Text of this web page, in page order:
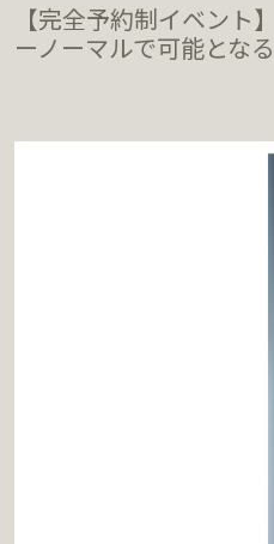
【完全予約制イベント
ーノーマルで可能となる